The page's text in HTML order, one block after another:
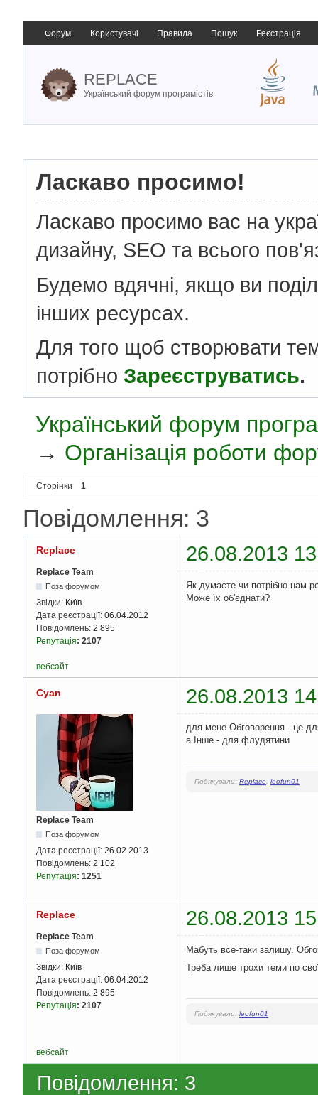
Форум Користувачі Правила Пошук Реєстрація
REPLACE
Український форум програмістів
Ласкаво просимо!
Ласкаво просимо вас на
дизайну, SEO та всього
Будемо вдячні, якщо ви
інших ресурсах.
Для того щоб створювати
потрібно Зареєструватись.
Український форум
→ Організація роботи
Сторінки 1
Повідомлення: 3
Replace 26.08.2013
Replace Team
Поза форумом
Звідки: Київ
Дата реєстрації: 06.04.2012
Повідомлень: 2 895
Репутація: 2107
Як думаєте чи потрібно нам
Може їх об'єднати?
вебсайт
Cyan 26.08.2013
Replace Team
Поза форумом
Дата реєстрації: 26.02.2013
Повідомлень: 2 102
Репутація: 1251
для мене Обговорення - це
а Інше - для флудятини
Подякували: Replace, leofun01
Replace 26.08.2013
Replace Team
Поза форумом
Звідки: Київ
Дата реєстрації: 06.04.2012
Повідомлень: 2 895
Репутація: 2107
Мабуть все-таки залишу.
Треба лише трохи теми по
Подякували: leofun01
вебсайт
Повідомлення: 3